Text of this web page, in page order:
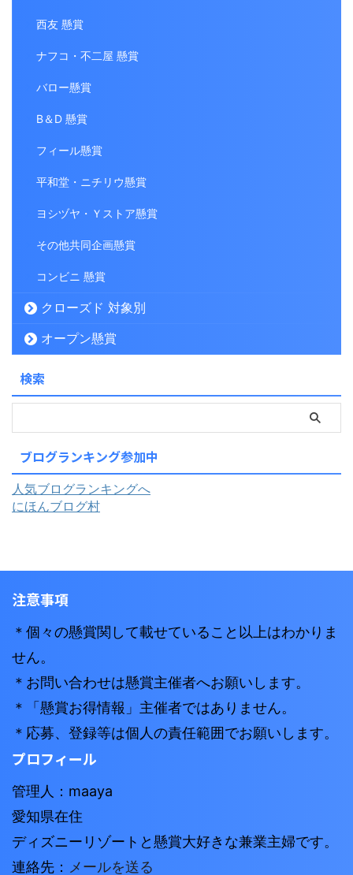
西友 懸賞
ナフコ・不二屋 懸賞
バロー懸賞
B＆D 懸賞
フィール懸賞
平和堂・ニチリウ懸賞
ヨシヅヤ・Ｙストア懸賞
その他共同企画懸賞
コンビニ 懸賞
クローズド 対象別
オープン懸賞
検索
ブログランキング参加中
人気ブログランキングへ
にほんブログ村
注意事項
＊個々の懸賞関して載せていること以上はわかりま
せん。
＊お問い合わせは懸賞主催者へお願いします。
＊「懸賞お得情報」主催者ではありません。
＊応募、登録等は個人の責任範囲でお願いします。
プロフィール
管理人：maaya
愛知県在住
ディズニーリゾートと懸賞大好きな兼業主婦です。
連絡先： メールを送る